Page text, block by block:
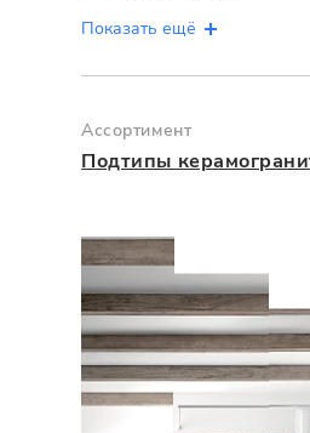
Показать ещё
Ассортимент
Подтипы